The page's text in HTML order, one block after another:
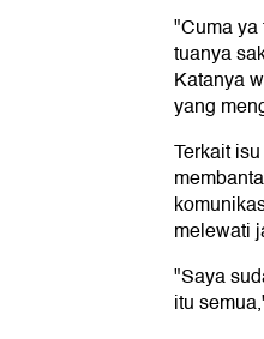
"Cuma
tuanya
Katanya
yang
Terkait
melewati
"Saya
itu